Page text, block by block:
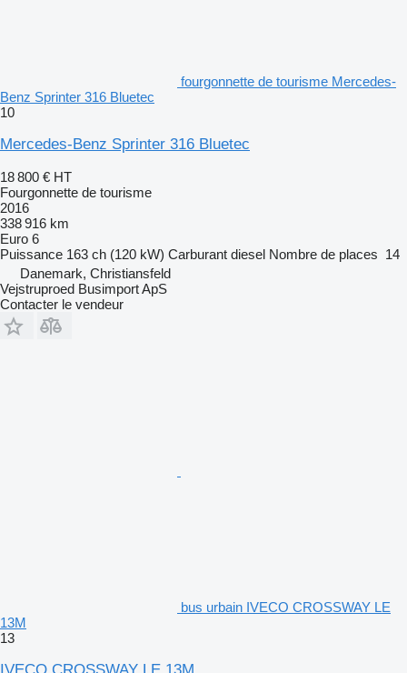
fourgonnette de tourisme Mercedes-
Benz Sprinter 316 Bluetec
10
Mercedes-Benz Sprinter 316 Bluetec
18 800 € HT
Fourgonnette de tourisme
2016
338 916 km
Euro 6
Puissance 163 ch (120 kW) Carburant diesel Nombre de places 14
Danemark, Christiansfeld
Vejstruproed Busimport ApS
Contacter le vendeur
bus urbain IVECO CROSSWAY LE
13M
13